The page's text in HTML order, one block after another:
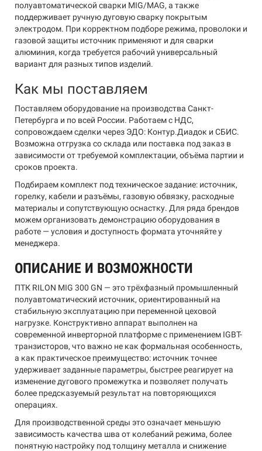
полуавтоматической сварки MIG/MAG, а также
поддерживает ручную дуговую сварку покрытым
электродом. При корректном подборе режима, проволоки и
газовой защиты источник применяют и для сварки
алюминия, когда требуется рабочий универсальный
вариант для разных типов изделий.
Как мы поставляем
Поставляем оборудование на производства Санкт-
Петербурга и по всей России. Работаем с НДС,
сопровождаем сделки через ЭДО: Контур.Диадок и СБИС.
Возможна отгрузка со склада или поставка под заказ в
зависимости от требуемой комплектации, объёма партии и
сроков проекта.
Подбираем комплект под техническое задание: источник,
горелку, кабели и разъёмы, газовую обвязку, расходные
материалы и сопутствующую оснастку. Для ряда брендов
можем организовать демонстрацию оборудования в
работе — условия и доступность формата уточняйте у
менеджера.
ОПИСАНИЕ И ВОЗМОЖНОСТИ
ПТК RILON MIG 300 GN — это трёхфазный промышленный
полуавтоматический источник, ориентированный на
стабильную эксплуатацию при переменной цеховой
нагрузке. Конструктивно аппарат выполнен на
современной инверторной платформе с применением IGBT-
транзисторов, что важно не как формальная особенность,
а как практическое преимущество: источник точнее
удерживает заданные параметры, быстрее реагирует на
изменение дугового промежутка и позволяет получать
более предсказуемый результат на повторяющихся
операциях.
Для производственной среды это означает меньшую
зависимость качества шва от колебаний режима, более
понятную настройку под толщину металла и снижение